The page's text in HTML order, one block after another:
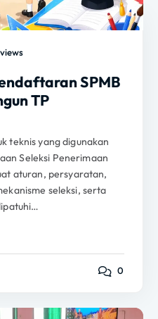
SPMB
TP
teknis yang digunakan
Seleksi Penerimaan
aturan, persyaratan,
seleksi, serta
0